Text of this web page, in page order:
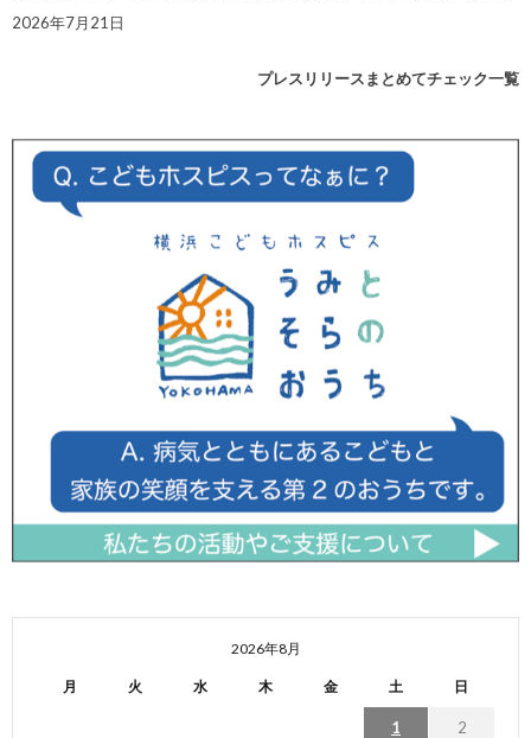
2026年7月21日
プレスリリースまとめてチェック一覧
2026年8月
月 火 水 木 金 土 日
1 2